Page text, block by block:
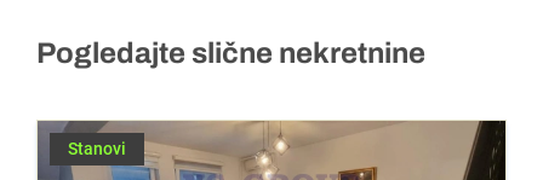
Pogledajte slične nekretnine
Stanovi